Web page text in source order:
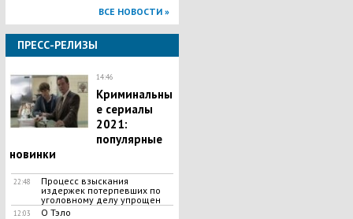
ВСЕ НОВОСТИ »
ПРЕСС-РЕЛИЗЫ
14:46
Криминальны
е сериалы
2021:
популярные
новинки
22:48
Процесс взыскания
издержек потерпевших по
уголовному делу упрощен
12:03 О Тэло